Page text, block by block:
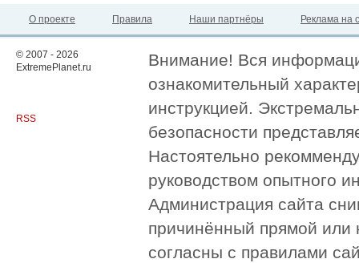
О проекте Правила Наши партнёры Реклама на
© 2007 - 2026
ExtremePlanet.ru
RSS
Внимание! Вся
ознакомительный
инструкцией.
безопасности
Настоятельно
руководством опытного
Администрация сайта
причинённый прямой или
согласны с правилами